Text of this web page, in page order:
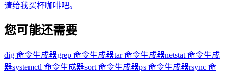
请给我买杯咖啡吧。
您可能还需要
dig 命令生成器grep 命令生成器tar 命令生成器netstat 命令生成
器systemctl 命令生成器sort 命令生成器ps 命令生成器rsync 命